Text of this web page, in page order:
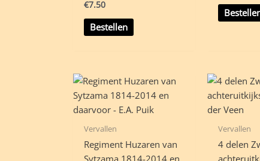
€7.50
Bestellen
Vervallen
Regiment Huzaren van
Vervallen
4 delen